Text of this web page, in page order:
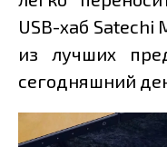
USB-хаб Satechi
из лучших
сегодняшний